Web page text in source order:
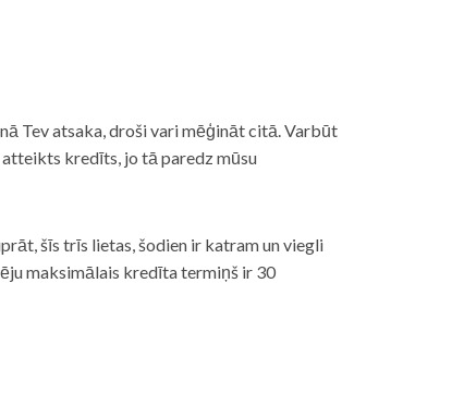
Tev atsaka, droši vari mēģināt citā. Varbūt
kredīts, jo tā paredz mūsu
šīs trīs lietas, šodien ir katram un viegli
maksimālais kredīta termiņš ir 30